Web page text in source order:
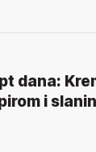
dana:
i